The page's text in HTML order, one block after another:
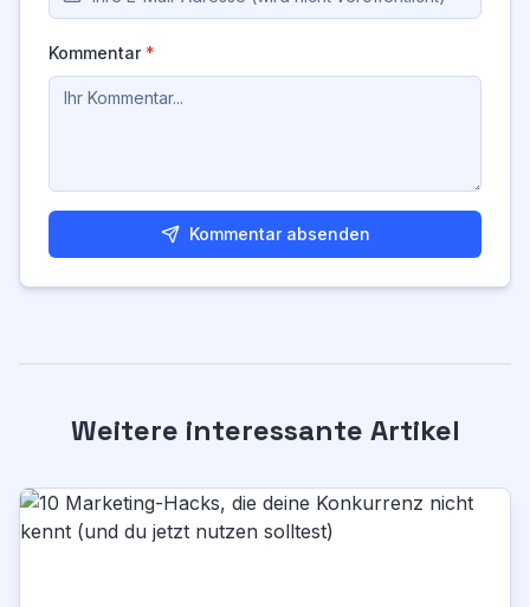
Kommentar *
Kommentar absenden
Weitere interessante Artikel